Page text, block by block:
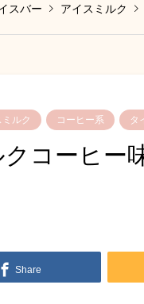
スバー アイスミルク
ルク コーヒー系 タ
コーヒー
Share